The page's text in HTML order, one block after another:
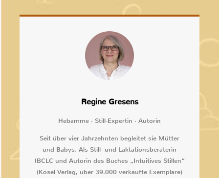
Regine Gresens
Hebamme · Still-Expertin · Autorin
Seit über vier Jahrzehnten begleitet sie Mütter
und Babys. Als Still- und Laktationsberaterin
IBCLC und Autorin des Buches „Intuitives Stillen“
(Kösel Verlag, über 39.000 verkaufte Exemplare)